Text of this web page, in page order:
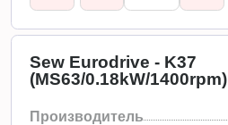
Sew Eurodrive - K37
(MS63/0.18kW/1400rpm)
Производитель